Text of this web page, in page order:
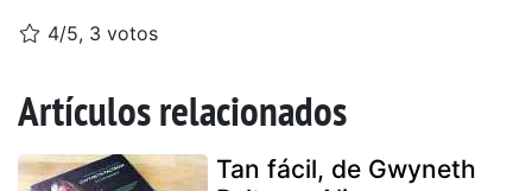
4/5, 3 votos
Artículos relacionados
Tan fácil, de Gwyneth